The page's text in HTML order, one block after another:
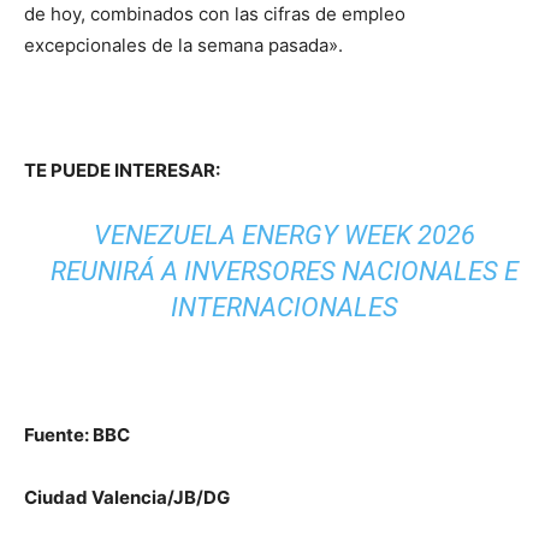
de hoy, combinados con las cifras de empleo
excepcionales de la semana pasada».
TE PUEDE INTERESAR:
VENEZUELA ENERGY WEEK 2026
REUNIRÁ A INVERSORES NACIONALES E
INTERNACIONALES
Fuente: BBC
Ciudad Valencia/JB/DG